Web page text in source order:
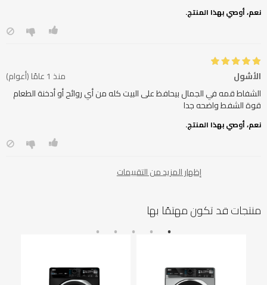
نعم، أوصي بهذا المنتج.
الأشول
منذ 1 عامًا (أعوام)
الشفاط قمه في الجمال بيحافظ على البيت كله من أي روائح أو أدخنة الطعام
قوة الشفط واضحه جدا
نعم، أوصي بهذا المنتج.
إظهار المزيد من التقييمات
منتجات قد تكون مهتمًا بها